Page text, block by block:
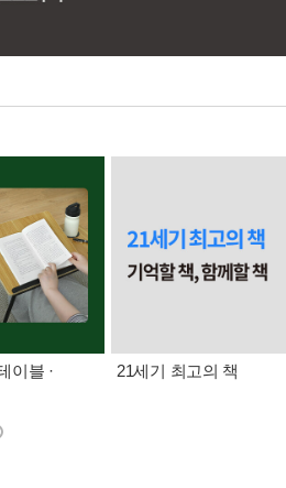
이블 ·
21세기 최고의 책